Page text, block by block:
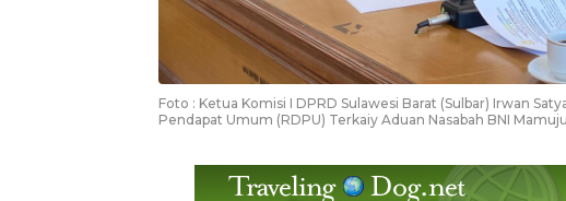
Foto : Ketua Komisi I DPRD Sulawesi Barat (Sulbar) Irwan
Pendapat Umum (RDPU) Terkaiy Aduan Nasabah BNI